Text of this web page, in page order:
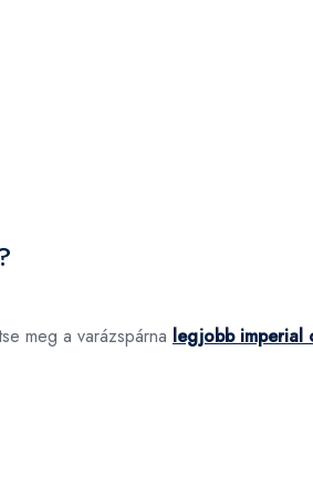
meg a varázspárna legjobb imperial